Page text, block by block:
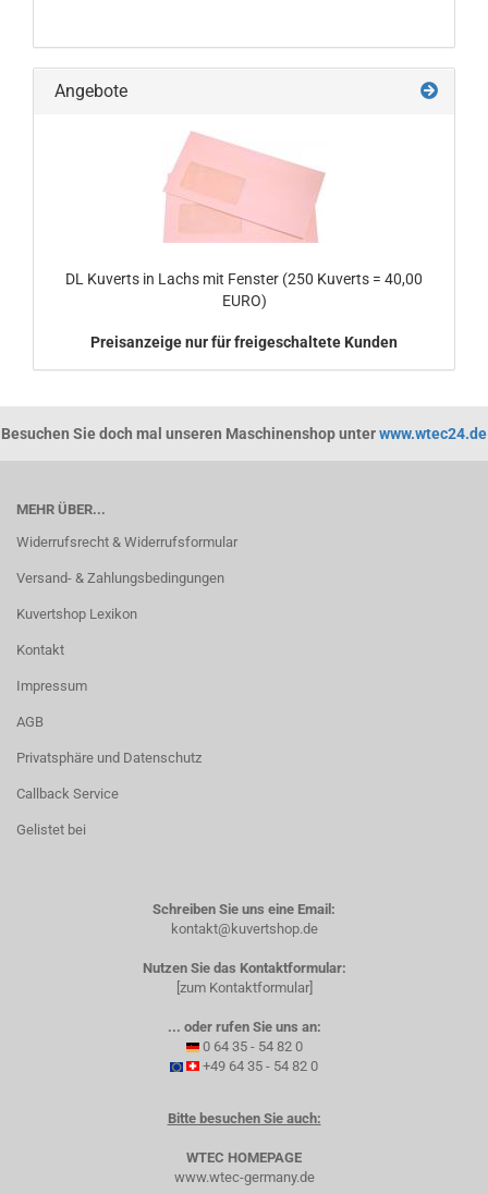
Angebote
DL Kuverts in Lachs mit Fenster (250 Kuverts = 40,00
EURO)
Preisanzeige nur für freigeschaltete Kunden
Besuchen Sie doch mal unseren Maschinenshop unterwww.wtec24.de
MEHR ÜBER...
Widerrufsrecht & Widerrufsformular
Versand- & Zahlungsbedingungen
Kuvertshop Lexikon
Kontakt
Impressum
AGB
Privatsphäre und Datenschutz
Callback Service
Gelistet bei
Schreiben Sie uns eine Email:
kontakt@kuvertshop.de
Nutzen Sie das Kontaktformular:
[zum Kontaktformular]
... oder rufen Sie uns an:
0 64 35 - 54 82 0
+49 64 35 - 54 82 0
Bitte besuchen Sie auch:
WTEC HOMEPAGE
www.wtec-germany.de